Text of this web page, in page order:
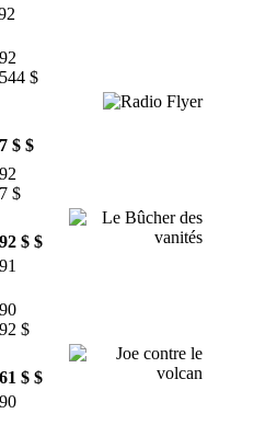
$
$ $
$
$ $
$
$ $